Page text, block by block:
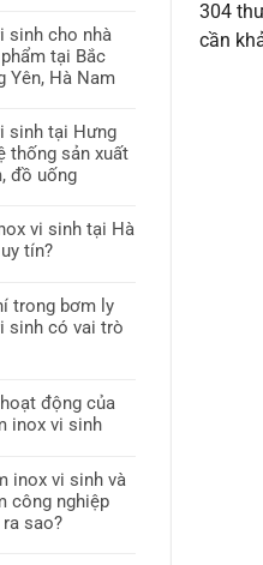
sinh cho nhà
tại Bắc
Yên, Hà Nam
sinh tại Hưng
thống sản xuất
đồ uống
vi sinh tại Hà
tín?
trong bơm ly
sinh có vai trò
động của
inox vi sinh
inox vi sinh và
công nghiệp
sao?
304
cần